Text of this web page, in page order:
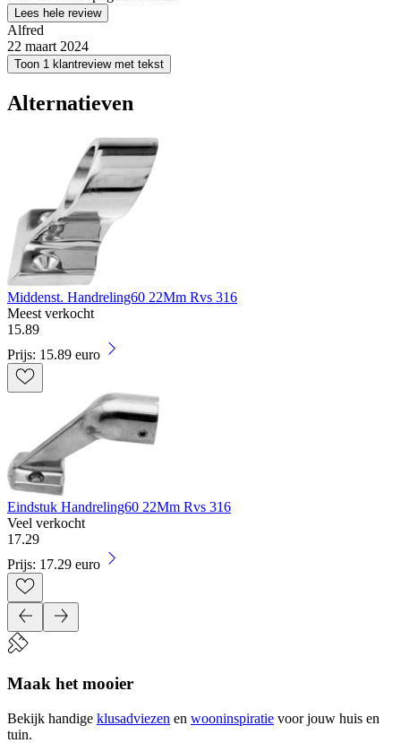
Lees hele review
Alfred
22 maart 2024
Toon 1 klantreview met tekst
Alternatieven
Middenst. Handreling60 22Mm Rvs 316
Meest verkocht
15.89
Prijs: 15.89 euro
Eindstuk Handreling60 22Mm Rvs 316
Veel verkocht
17.29
Prijs: 17.29 euro
Maak het mooier
Bekijk handige klusadviezen en wooninspiratie voor jouw huis en
tuin.